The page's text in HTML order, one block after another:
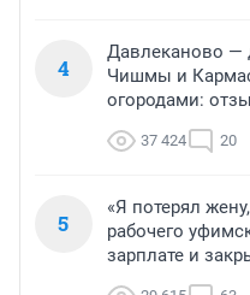
4
Давлеканово —
Чишмы и
огородами:
37 424 20
5
«Я потерял
рабочего
зарплате и